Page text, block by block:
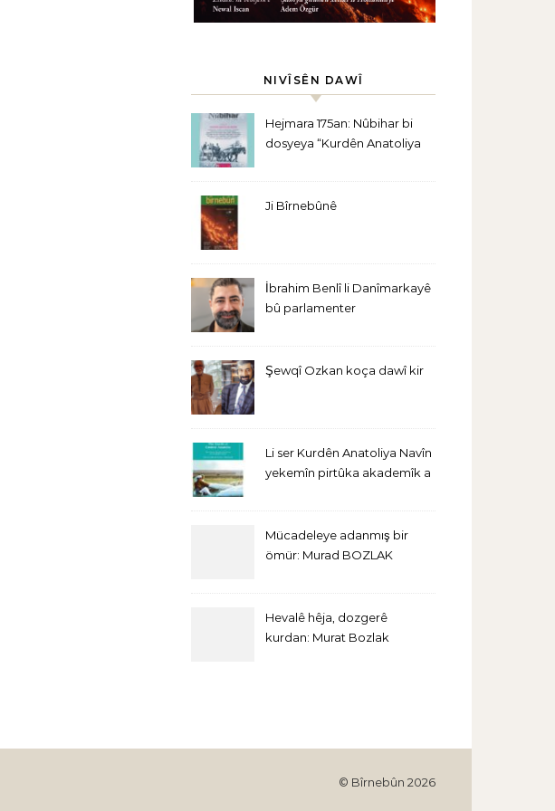
NIVÎSÊN DAWÎ
Hejmara 175an: Nûbihar bi
dosyeya “Kurdên Anatoliya
Ji Bîrnebûnê
İbrahim Benlî li Danîmarkayê
bû parlamenter
Şewqî Ozkan koça dawî kir
Li ser Kurdên Anatoliya Navîn
yekemîn pirtûka akademîk a
Mücadeleye adanmış bir
ömür: Murad BOZLAK
Hevalê hêja, dozgerê
kurdan: Murat Bozlak
© Bîrnebûn 2026